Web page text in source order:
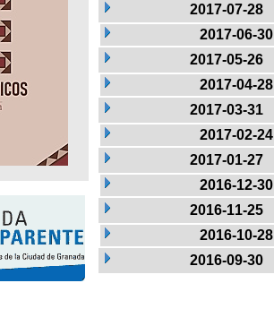
2017-07-28
2017-06-30
2017-05-26
2017-04-28
2017-03-31
2017-02-24
2017-01-27
2016-12-30
2016-11-25
2016-10-28
2016-09-30